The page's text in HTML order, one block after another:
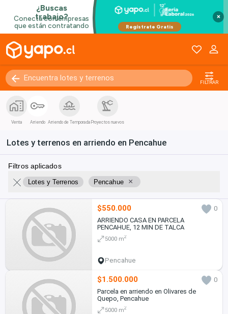
×
FILTRAR
Venta Arriendo Arriendo de Temporada Proyectos nuevos
Lotes y terrenos en arriendo en Pencahue
Filtros aplicados
Lotes y Terrenos Pencahue ×
$550.000
0
ARRIENDO CASA EN PARCELA
PENCAHUE, 12 MIN DE TALCA
5000 m2
Pencahue
$1.500.000
0
Parcela en arriendo en Olivares de
Quepo, Pencahue
5000 m2